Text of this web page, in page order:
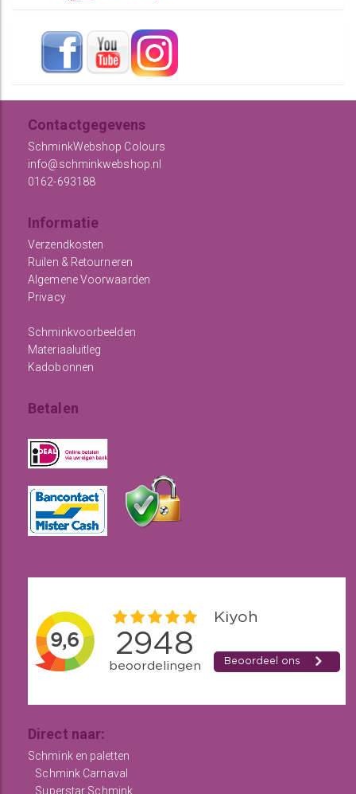
Contactgegevens
SchminkWebshop Colours
info@schminkwebshop.nl
0162-693188
Informatie
Verzendkosten
Ruilen & Retourneren
Algemene Voorwaarden
Privacy
Schminkvoorbeelden
Materiaaluitleg
Kadobonnen
Betalen
Direct naar:
Schmink en paletten
Schmink Carnaval
Superstar Schmink